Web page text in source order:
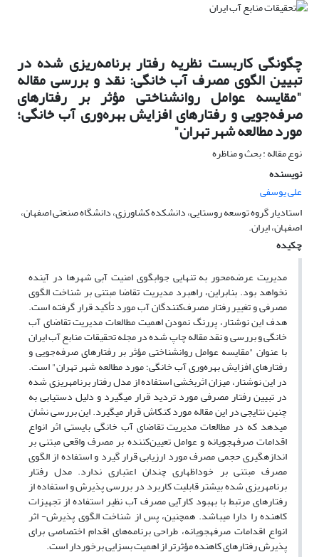
چگونگی کاربست نظریه رفتار برنامه‌ریزی شده در
تبیین الگوی مصرف آب خانگی: نقد و بررسی مقاله
"مقایسه عوامل روانشناختی مؤثر بر رفتارهای
صرفه‌جویی و رفتارهای افزایش بهره‌وری آب خانگی؛
مورد مطالعه شهر تهران"
نوع مقاله : بحث و مناظره
نویسنده
علی یوسفی
استادیار گروه توسعه روستایی، دانشکده کشاورزی، دانشگاه صنعتی اصفهان،
اصفهان، ایران.
چکیده
مدیریت عرضه‌محور به تنهایی جوابگوی امنیت آبی شهرها در آینده
نخواهد بود. بنابراین، راهبرد مدیریت تقاضا مبتنی بر شناخت الگوی
مصرفی و تغییر رفتار مصرف‌کنندگان آب مورد تأکید قرار گرفته است.
هدف این نوشتار، پررنگ نمودن اهمیت مطالعات مدیریت تقاضای آب
خانگی و بررسی و نقد مقاله چاپ شده در مجله تحقیقات منابع آب ایران
با عنوان "مقایسه عوامل روانشناختی مؤثر بر رفتارهای صرفه‌جویی و
رفتارهای افزایش بهره‌وری آب خانگی؛ مورد مطالعه شهر تهران" است.
در این نوشتار، میزان اثربخشی استفاده از مدل رفتار برنامه­ریزی شده
در تبیین رفتار مصرفی مورد تردید قرار می­گیرد و دلیل دستیابی به
چنین نتایجی در این مقاله مورد کنکاش قرار می­گیرد. این بررسی نشان
می­دهد که در مطالعات مدیریت تقاضای آب خانگی بایستی اثر انواع
اقدامات صرفه­جویانه و عوامل تعیین‌کننده بر مصرف واقعی مبتنی بر
اندازه­گیری حجمی مصرف مورد ارزیابی قرار گیرد و استفاده از الگوی
مصرف مبتنی بر خوداظهاری چندان اعتباری ندارد. مدل رفتار
برنامه‎ریزی شده بیشتر قابلیت کاربرد در بررسی پذیرش و استفاده از
رفتارهای مرتبط با بهبود کارآیی مصرف آب نظیر استفاده از تجهیزات
کاهنده را دارا می­باشد. همچنین، پس از شناخت الگوی پذیرش- اثر
انواع اقدامات صرفه­جویانه، طراحی برنامه‌های اقدام اختصاصی برای
پذیرش رفتارهای کاهنده مؤثرتر از اهمیت بسزایی برخوردار است.